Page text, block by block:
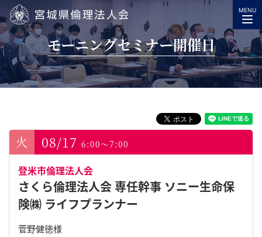
宮城県倫理法人会
MENU
モーニングセミナー開催日
08/17 6:00～7:00
登米市倫理法人会
さくら倫理法人会 専任幹事 ソニー生命保
険㈱ ライフプランナー
菅野健徳様